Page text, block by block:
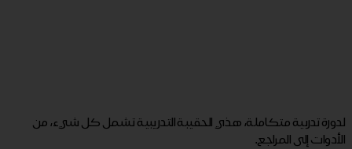
لدورة تدربية متكاملة، هذي الحقيبة التدريبية تشمل كل شيء، من
الأدوات إلى المراجع.